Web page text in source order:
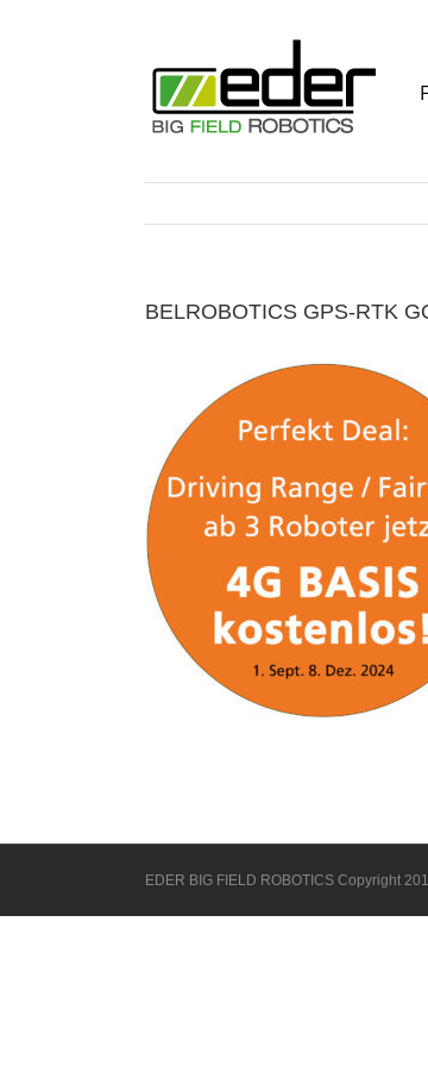
BELROBOTICS GPS-RTK
EDER BIG FIELD ROBOTICS Copyright